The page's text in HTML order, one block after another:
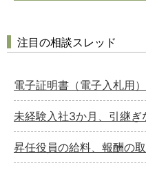
注目の相談スレッド
電子証明書（電子入札用
未経験入社3か月、引継
昇任役員の給料、報酬の